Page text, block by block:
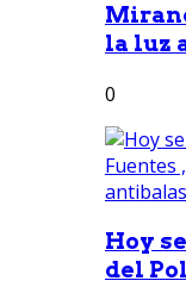
la luz
0
Hoy
del